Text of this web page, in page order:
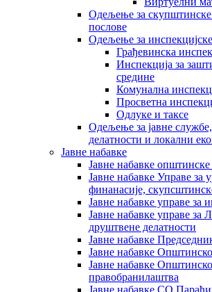
Одељење за
послове
Одељење за
Грађевинска
Инспекција за
средине
Комунална
Просветна
Одлуке и таксе
Одељење за јавне
делатности и локални
Јавне набавке
Јавне набавке
Јавне набавке Управе за
финанасије,
Јавне набавке управе за
Јавне набавке управе за
друштвене делатности
Јавне набавке
Јавне набавке
Јавне набавке
правобранилаштва
Јавне набавке СО